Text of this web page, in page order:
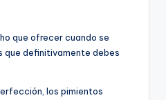
que ofrecer cuando se
que definitivamente debes
los pimientos